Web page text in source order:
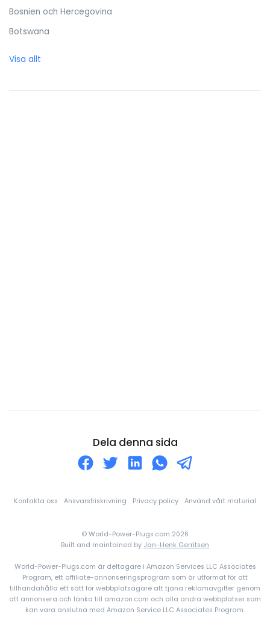
Bosnien och Hercegovina
Botswana
Brunei Darussalam
El Salvador
Estland
Etiopien
Visa allt
Dela denna sida
Kontakta oss Ansvarsfriskrivning Privacy policy Använd vårt material
© World-Power-Plugs.com 2026
Built and maintained by Jan-Henk Gerritsen
World-Power-Plugs.com är deltagare i Amazon Services LLC Associates
Program, ett affiliate-annonseringsprogram som är utformat för att
tillhandahålla ett sätt för webbplatsägare att tjäna reklamavgifter genom
att annonsera och länka till amazon.com och alla andra webbplatser som
kan vara anslutna med Amazon Service LLC Associates Program.